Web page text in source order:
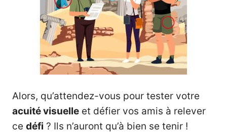
Alors, qu’attendez-vous pour tester votre
acuité visuelle et défier vos amis à relever
ce défi ? Ils n’auront qu’à bien se tenir !